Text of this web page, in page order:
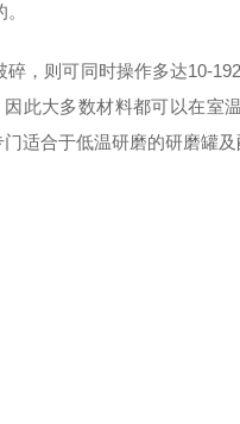
，则可同时操作多达10-
此大多数材料都可以在室
适合于低温研磨的研磨罐及